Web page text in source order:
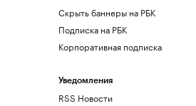
Скрыть баннеры на РБК
Подписка на РБК
Корпоративная подписка
Уведомления
RSS Новости